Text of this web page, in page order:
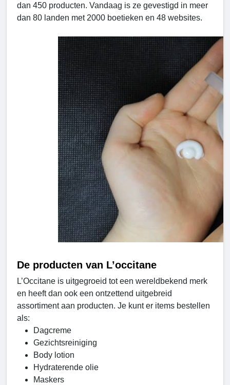
dan 450 producten. Vandaag is ze gevestigd in meer
dan 80 landen met 2000 boetieken en 48 websites.
De producten van L’occitane
L’Occitane is uitgegroeid tot een wereldbekend merk
en heeft dan ook een ontzettend uitgebreid
assortiment aan producten. Je kunt er items bestellen
als:
Dagcreme
Gezichtsreiniging
Body lotion
Hydraterende olie
Maskers